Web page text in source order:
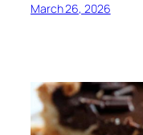
March 26, 2026